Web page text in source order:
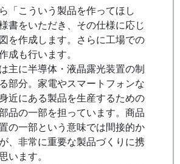
「こういう製品を作ってほし
書をいただき、その仕様に応じ
を作成します。さらに工場での
成も行います。
主に半導体・液晶露光装置の制
部分。家電やスマートフォンな
近にある製品を生産するための
品の一部を担っています。商品
の一部という意味では間接的か
、非常に重要な製品づくりに携
います。